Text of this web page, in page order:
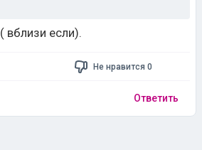
вблизи если).
Не нравится 0
Ответить